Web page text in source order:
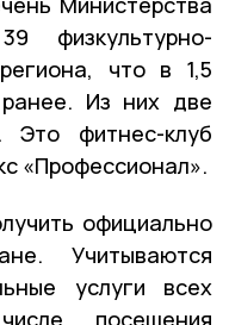
физкультурно-
что в 1,5
Из них две
Это фитнес-клуб
«Профессионал».
официально
Учитываются
услуги всех
посещения